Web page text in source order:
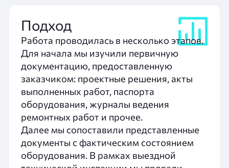
Подход
Работа проводилась в несколько этапов.
Для начала мы изучили первичную
документацию, предоставленную
заказчиком: проектные решения, акты
выполненных работ, паспорта
оборудования, журналы ведения
ремонтных работ и прочее.
Далее мы сопоставили представленные
документы с фактическим состоянием
оборудования. В рамках выездной